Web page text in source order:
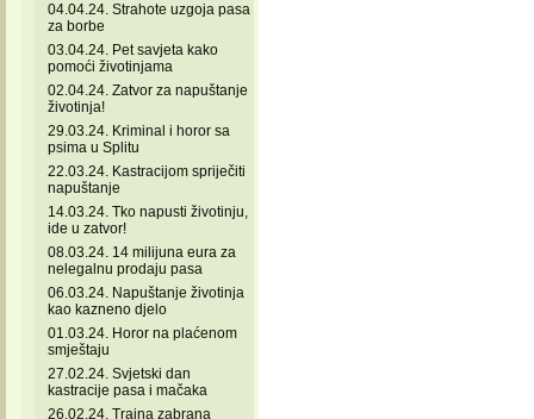
04.04.24. Strahote uzgoja pasa
za borbe
03.04.24. Pet savjeta kako
pomoći životinjama
02.04.24. Zatvor za napuštanje
životinja!
29.03.24. Kriminal i horor sa
psima u Splitu
22.03.24. Kastracijom spriječiti
napuštanje
14.03.24. Tko napusti životinju,
ide u zatvor!
08.03.24. 14 milijuna eura za
nelegalnu prodaju pasa
06.03.24. Napuštanje životinja
kao kazneno djelo
01.03.24. Horor na plaćenom
smještaju
27.02.24. Svjetski dan
kastracije pasa i mačaka
26.02.24. Trajna zabrana